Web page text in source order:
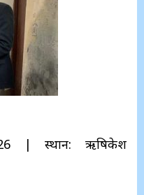
| स्थान: ऋषिकेश